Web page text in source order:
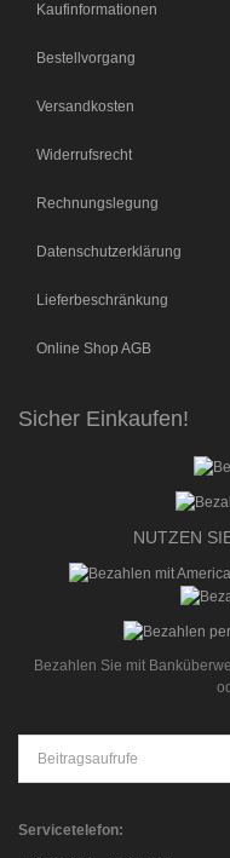
Kaufinformationen
Bestellvorgang
Versandkosten
Widerrufsrecht
Rechnungslegung
Datenschutzerklärung
Lieferbeschränkung
Online Shop AGB
Sicher Einkaufen!
NUTZEN
Bezahlen Sie mit
Beitragsaufrufe
Servicetelefon: